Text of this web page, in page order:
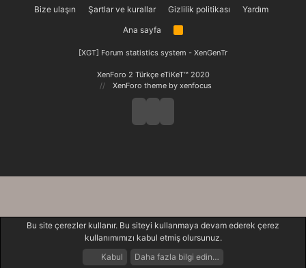
Bize ulaşın
Şartlar ve kurallar Gizlilik politikası
Yardım
Ana sayfa
R
[XGT] Forum statistics system - XenGenTr
XenForo 2 Türkçe eTiKeT™ 2020
XenForo theme by xenfocus
Neler Yeni Giriş Yap
Bu site çerezler kullanır. Bu siteyi kullanmaya devam ederek çerez
kullanımımızı kabul etmiş olursunuz.
Kabul
Daha fazla bilgi edin…